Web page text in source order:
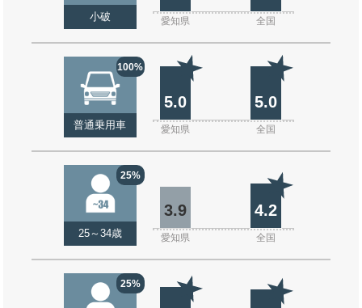
小破 愛知県 全国
100%
普通乗用車
5.0 5.0
愛知県 全国
25%
25～34歳
3.9 4.2
愛知県 全国
25%